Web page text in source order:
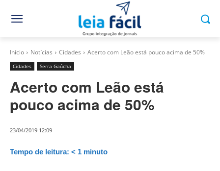
Início Notícias Cidades Acerto com Leão está pouco acima de 50%
Cidades Serra Gaúcha
Acerto com Leão está
pouco acima de 50%
23/04/2019 12:09
Tempo de leitura: < 1 minuto